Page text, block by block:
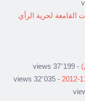
لحرية الرأي
- 37٬199 views
- 32٬035 views